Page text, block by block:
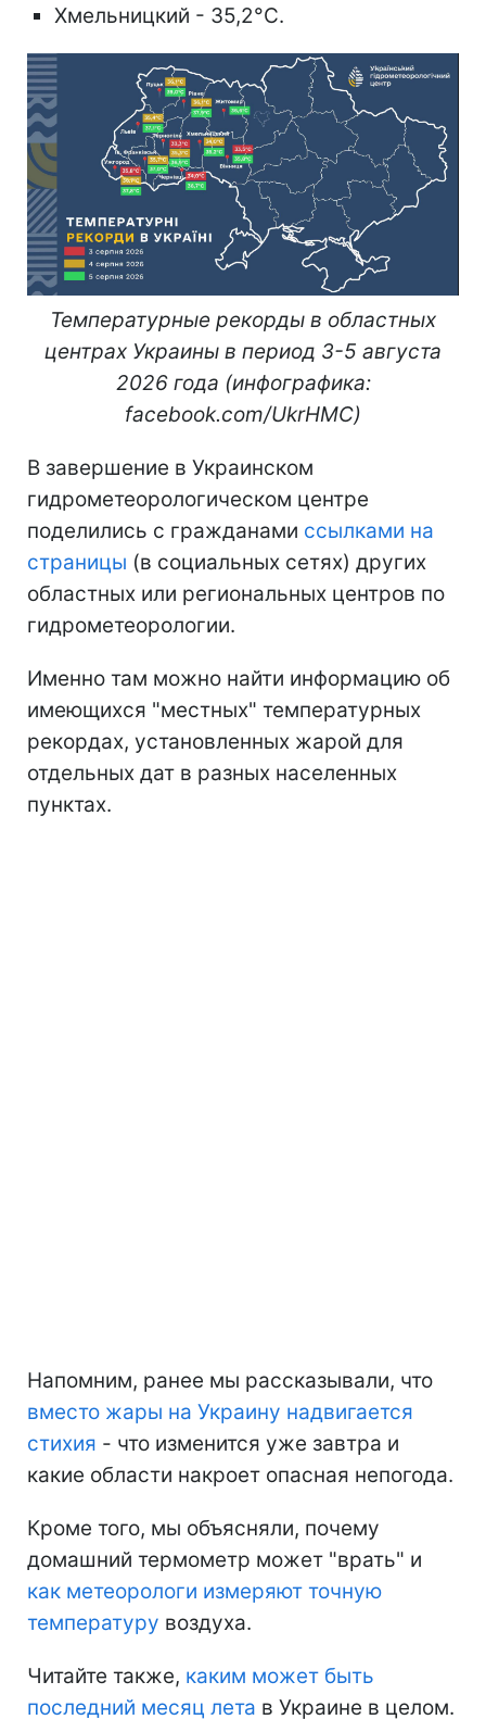
Хмельницкий - 35,2°C.
Температурные рекорды в областных
центрах Украины в период 3-5 августа
2026 года (инфографика:
facebook.com/UkrHMC)
В завершение в Украинском
гидрометеорологическом центре
поделились с гражданами ссылками на
страницы (в социальных сетях) других
областных или региональных центров по
гидрометеорологии.
Именно там можно найти информацию об
имеющихся "местных" температурных
рекордах, установленных жарой для
отдельных дат в разных населенных
пунктах.
Напомним, ранее мы рассказывали, что
вместо жары на Украину надвигается
стихия - что изменится уже завтра и
какие области накроет опасная непогода.
Кроме того, мы объясняли, почему
домашний термометр может "врать" и
как метеорологи измеряют точную
температуру воздуха.
Читайте также, каким может быть
последний месяц лета в Украине в целом.